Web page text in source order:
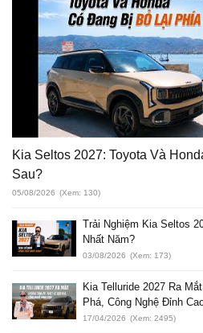
Kia Seltos 2027: Toyota Và
Sau?
05/08/2026 (Xem: 130)
Trải Nghiệm Kia Seltos
Nhất Năm?
03/08/2026 (Xem: 173)
Kia Telluride 2027 Ra
Phá, Công Nghệ Đỉnh
17/04/2026 (Xem: 2495)